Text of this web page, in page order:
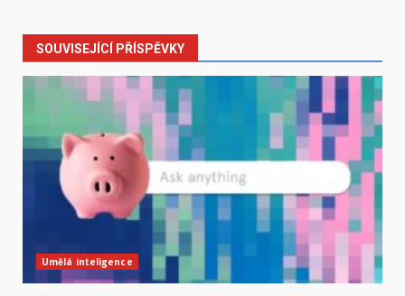
SOUVISEJÍCÍ PŘÍSPĚVKY
Umělá inteligence